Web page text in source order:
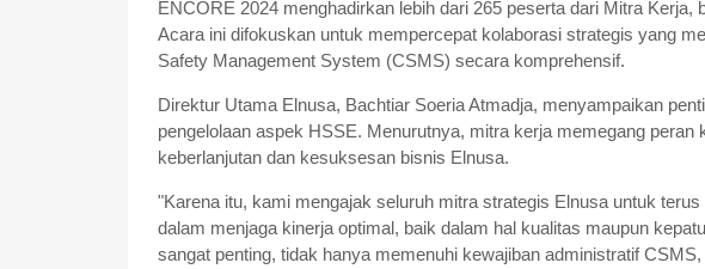
ENCORE 2024 menghadirkan lebih dari 265 peserta dari Mitra Kerja,
Acara ini difokuskan untuk mempercepat kolaborasi strategis yang
Safety Management System (CSMS) secara komprehensif.
Direktur Utama Elnusa, Bachtiar Soeria Atmadja, menyampaikan
pengelolaan aspek HSSE. Menurutnya, mitra kerja memegang peran
keberlanjutan dan kesuksesan bisnis Elnusa.
"Karena itu, kami mengajak seluruh mitra strategis Elnusa untuk
dalam menjaga kinerja optimal, baik dalam hal kualitas maupun
sangat penting, tidak hanya memenuhi kewajiban administratif